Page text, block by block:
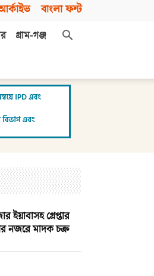
বাংলা ফন্ট
গ্রাম-গঞ্জ
ইয়াবাসহ গ্রেপ্তার
নজরে মাদক চক্র